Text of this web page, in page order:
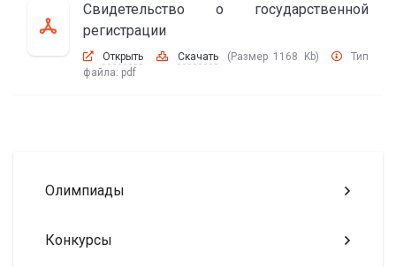
Олимпиады
Конкурсы
Свидетельство о государственной
регистрации
Открыть Скачать (Размер 1168 Kb)
Тип
файла: pdf